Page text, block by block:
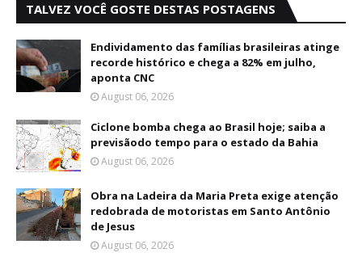
TALVEZ VOCÊ GOSTE DESTAS POSTAGENS
Endividamento das famílias brasileiras atinge
recorde histórico e chega a 82% em julho,
aponta CNC
August 06, 2026
Ciclone bomba chega ao Brasil hoje; saiba a
previsãodo tempo para o estado da Bahia
August 06, 2026
Obra na Ladeira da Maria Preta exige atenção
redobrada de motoristas em Santo Antônio
de Jesus
August 06, 2026